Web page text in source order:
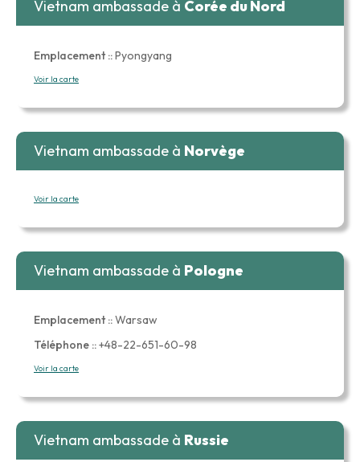
Vietnam ambassade à Corée du Nord
Emplacement ::Pyongyang
Voir la carte
Vietnam ambassade à Norvège
Voir la carte
Vietnam ambassade à Pologne
Emplacement ::Warsaw
Téléphone ::+48-22-651-60-98
Voir la carte
Vietnam ambassade à Russie